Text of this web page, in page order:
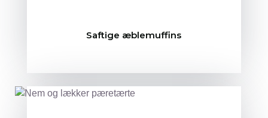
Saftige æblemuffins